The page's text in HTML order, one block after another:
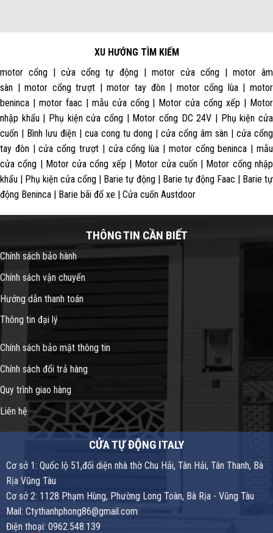
XU HƯỚNG TÌM KIẾM
motor cổng | cửa cổng tự động | motor cửa cổng | motor âm
sàn | motor cổng trượt | motor tay đòn | motor cổng lùa | motor
beninca | motor faac | mẫu cửa cổng | Motor cửa cổng xếp | Motor
nhập khẩu | Phụ kiện cửa cổng | Motor cổng DC 24V | Phụ kiện cửa
cuốn | Bình lưu điện | cua cong tu dong | cửa cổng âm sàn | cửa cổng
tay đòn | cửa cổng trượt | cửa cổng lùa | motor cổng beninca | mẫu
cửa cổng | Motor cửa cổng xếp | Motor cửa cuốn | Motor cổng nhập
khẩu | Phụ kiện cửa cổng | Barie tự động | Barie tự động Faac | Barie tự
động Beninca | Barie bãi đổ xe | Cửa cuốn Austdoor
THÔNG TIN CẦN BIẾT
Chính sách bảo hành
Chính sách vận chuyển
Hướng dẫn thanh toán
Thông tin đại lý
Chính sách bảo mật thông tin
Chính sách đổi trả hàng
Quy trình giao hàng
Liên hệ
CỬA TỰ ĐỘNG ITALY
Cơ sở 1: Quốc lộ 51,đối diện nhà thờ Chu Hải, Tân Hải, Tân Thanh, Bà
Rịa Vũng Tàu
Cơ sở 2: 1128 Phạm Hùng, Phường Long Toàn, Bà Rịa - Vũng Tàu
Mail: Ctythanhphong86@gmail.com
Điện thoại: 0962.548.139